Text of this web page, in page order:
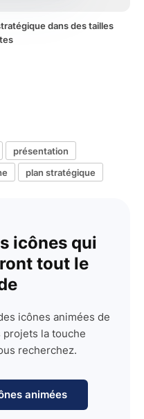
dans des tailles
présentation
plan stratégique
icônes qui
tout le
icônes animées de
projets la touche
recherchez.
animées